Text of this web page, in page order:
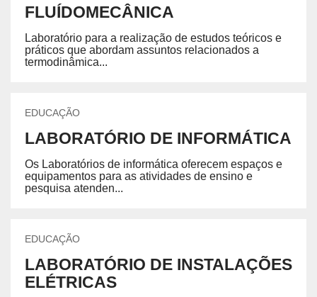
FLUÍDOMECÂNICA
Laboratório para a realização de estudos teóricos e
práticos que abordam assuntos relacionados a
termodinâmica...
EDUCAÇÃO
LABORATÓRIO DE INFORMÁTICA
Os Laboratórios de informática oferecem espaços e
equipamentos para as atividades de ensino e
pesquisa atenden...
EDUCAÇÃO
LABORATÓRIO DE INSTALAÇÕES
ELÉTRICAS